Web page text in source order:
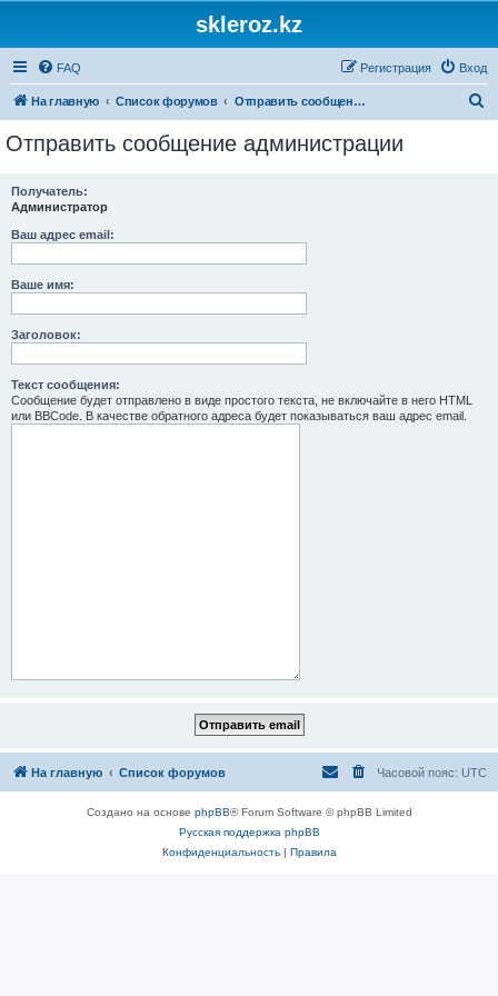
skleroz.kz
FAQ Вход
Регистрация
На главную Список форумов Отправить сообщение администрации
Отправить сообщение администрации
Получатель:
Администратор
Ваш адрес email:
Ваше имя:
Заголовок:
Текст сообщения:
Сообщение будет отправлено в виде простого текста, не включайте в него HTML
или BBCode. В качестве обратного адреса будет показываться ваш адрес email.
На главную Список форумов Часовой пояс: UTC
Создано на основе phpBB® Forum Software © phpBB Limited
Русская поддержка phpBB
Конфиденциальность| Правила